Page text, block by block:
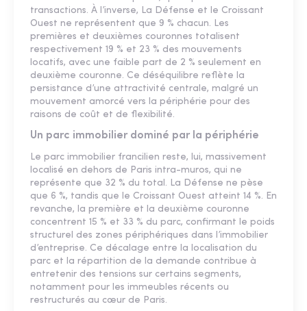
transactions. À l’inverse, La Défense et le Croissant
Ouest ne représentent que 9 % chacun. Les
premières et deuxièmes couronnes totalisent
respectivement 19 % et 23 % des mouvements
locatifs, avec une faible part de 2 % seulement en
deuxième couronne. Ce déséquilibre reflète la
persistance d’une attractivité centrale, malgré un
mouvement amorcé vers la périphérie pour des
raisons de coût et de flexibilité.
Un parc immobilier dominé par la périphérie
Le parc immobilier francilien reste, lui, massivement
localisé en dehors de Paris intra-muros, qui ne
représente que 32 % du total. La Défense ne pèse
que 6 %, tandis que le Croissant Ouest atteint 14 %. En
revanche, la première et la deuxième couronne
concentrent 15 % et 33 % du parc, confirmant le poids
structurel des zones périphériques dans l’immobilier
d’entreprise. Ce décalage entre la localisation du
parc et la répartition de la demande contribue à
entretenir des tensions sur certains segments,
notamment pour les immeubles récents ou
restructurés au cœur de Paris.